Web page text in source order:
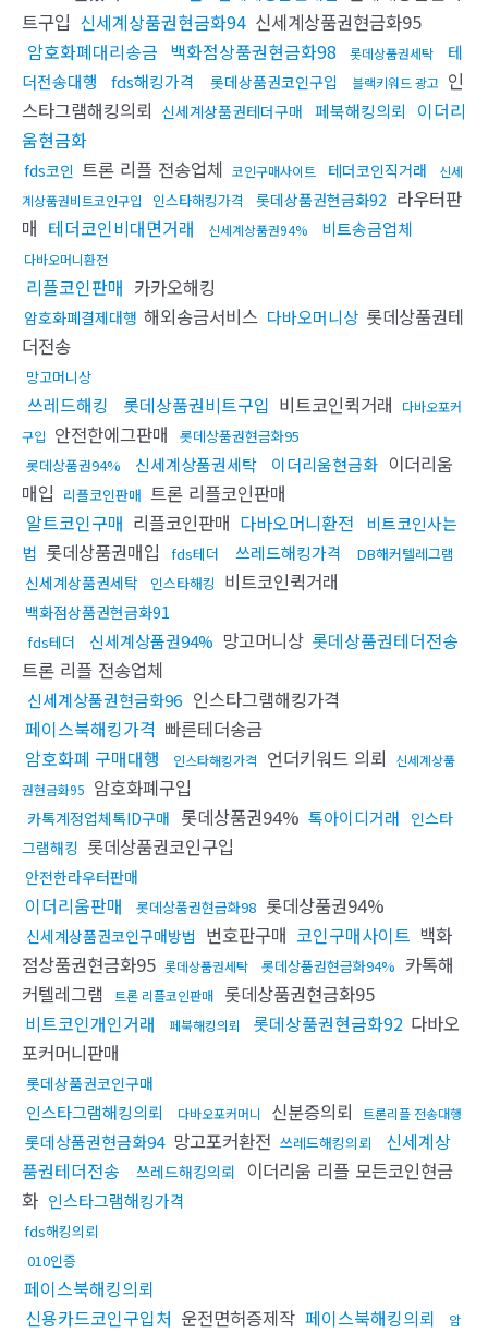
트구입 신세계상품권현금화94 신세계상품권현금화95
암호화폐대리송금 백화점상품권현금화98 롯데상품권세탁
테
더전송대행
fds해킹가격 롯데상품권코인구입 블랙키워드 광고 인
스타그램해킹의뢰 신세계상품권테더구매 페북해킹의뢰
이더리
움현금화
fds코인 트론 리플 전송업체 코인구매사이트 테더코인직거래
신세
계상품권비트코인구입
인스타해킹가격 롯데상품권현금화92 라우터판
매 테더코인비대면거래 신세계상품권94% 비트송금업체
다바오머니환전
리플코인판매 카카오해킹
암호화폐결제대행 해외송금서비스 다바오머니상 롯데상품권테
더전송
망고머니상
쓰레드해킹 롯데상품권비트구입 비트코인퀵거래
다바오포커
구입 안전한에그판매
롯데상품권현금화95
롯데상품권94%
신세계상품권세탁 이더리움현금화 이더리움
매입 리플코인판매 트론 리플코인판매
알트코인구매 리플코인판매 다바오머니환전
비트코인사는
법 롯데상품권매입 fds테더 쓰레드해킹가격 DB해커텔레그램
신세계상품권세탁 인스타해킹 비트코인퀵거래
백화점상품권현금화91
fds테더 신세계상품권94% 망고머니상 롯데상품권테더전송
트론 리플 전송업체
신세계상품권현금화96 인스타그램해킹가격
페이스북해킹가격 빠른테더송금
암호화폐 구매대행
인스타해킹가격 언더키워드 의뢰
신세계상품
권현금화95 암호화폐구입
카톡계정업체톡ID구매 롯데상품권94% 톡아이디거래 인스타
그램해킹 롯데상품권코인구입
안전한라우터판매
이더리움판매 롯데상품권현금화98 롯데상품권94%
신세계상품권코인구매방법 번호판구매 코인구매사이트 백화
점상품권현금화95 롯데상품권세탁 롯데상품권현금화94% 카톡해
커텔레그램
트론 리플코인판매
롯데상품권현금화95
비트코인개인거래
페북해킹의뢰 롯데상품권현금화92 다바오
포커머니판매
롯데상품권코인구매
인스타그램해킹의뢰 다바오포커머니 신분증의뢰 트론리플 전송대행
롯데상품권현금화94 망고포커환전 쓰레드해킹의뢰
신세계상
품권테더전송
쓰레드해킹의뢰 이더리움 리플 모든코인현금
화 인스타그램해킹가격
fds해킹의뢰
010인증
페이스북해킹의뢰
신용카드코인구입처 운전면허증제작 페이스북해킹의뢰
암